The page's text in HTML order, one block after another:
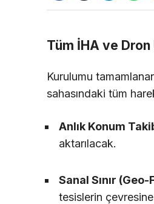
Tüm İHA ve
Kurulumu
sahasındaki tüm
Anlık Konum
aktarılacak.
Sanal Sınır
tesislerin